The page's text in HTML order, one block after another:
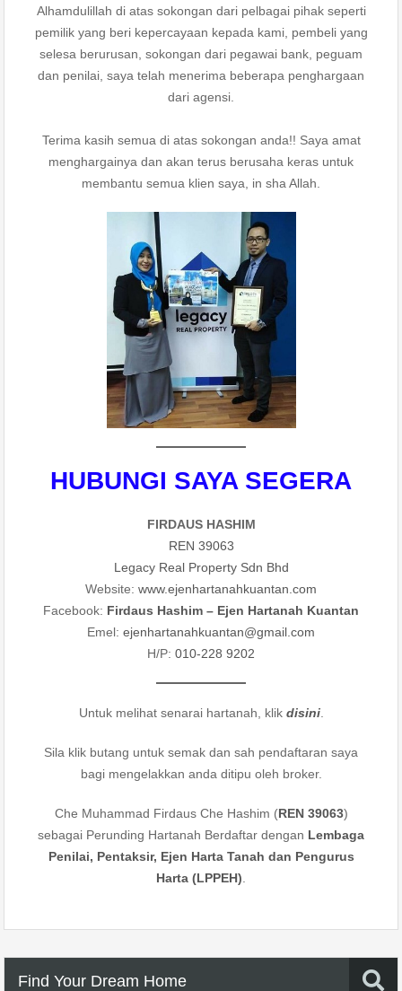
Alhamdulillah di atas sokongan dari pelbagai pihak seperti
pemilik yang beri kepercayaan kepada kami, pembeli yang
selesa berurusan, sokongan dari pegawai bank, peguam
dan penilai, saya telah menerima beberapa penghargaan
dari agensi.
Terima kasih semua di atas sokongan anda!! Saya amat
menghargainya dan akan terus berusaha keras untuk
membantu semua klien saya, in sha Allah.
HUBUNGI SAYA SEGERA
FIRDAUS HASHIM
REN 39063
Legacy Real Property Sdn Bhd
Website: www.ejenhartanahkuantan.com
Facebook: Firdaus Hashim – Ejen Hartanah Kuantan
Emel: ejenhartanahkuantan@gmail com
H/P: 010-228 9202
Untuk melihat senarai hartanah, klik disini.
Sila klik butang untuk semak dan sah pendaftaran saya
bagi mengelakkan anda ditipu oleh broker.
Che Muhammad Firdaus Che Hashim (REN 39063)
sebagai Perunding Hartanah Berdaftar dengan Lembaga
Penilai, Pentaksir, Ejen Harta Tanah dan Pengurus
Harta (LPPEH)
Find Your Dream Home